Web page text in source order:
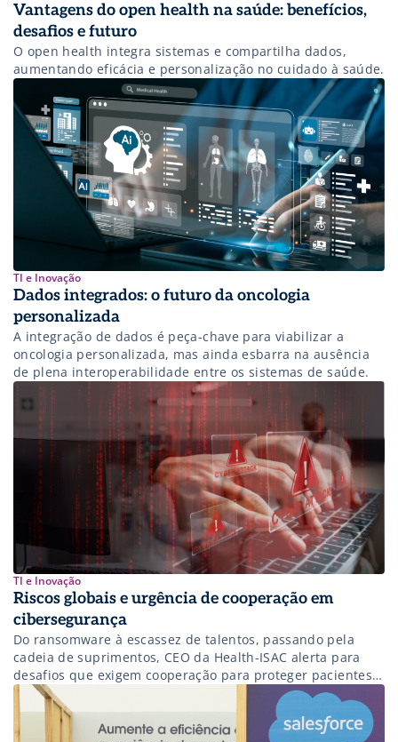
Vantagens do open health na saúde: benefícios,
desafios e futuro
O open health integra sistemas e compartilha dados,
aumentando eficácia e personalização no cuidado à saúde.
TI e Inovação
Dados integrados: o futuro da oncologia
personalizada
A integração de dados é peça-chave para viabilizar a
oncologia personalizada, mas ainda esbarra na ausência
de plena interoperabilidade entre os sistemas de saúde.
TI e Inovação
Riscos globais e urgência de cooperação em
cibersegurança
Do ransomware à escassez de talentos, passando pela
cadeia de suprimentos, CEO da Health-ISAC alerta para
desafios que exigem cooperação para proteger pacientes e
instituições.